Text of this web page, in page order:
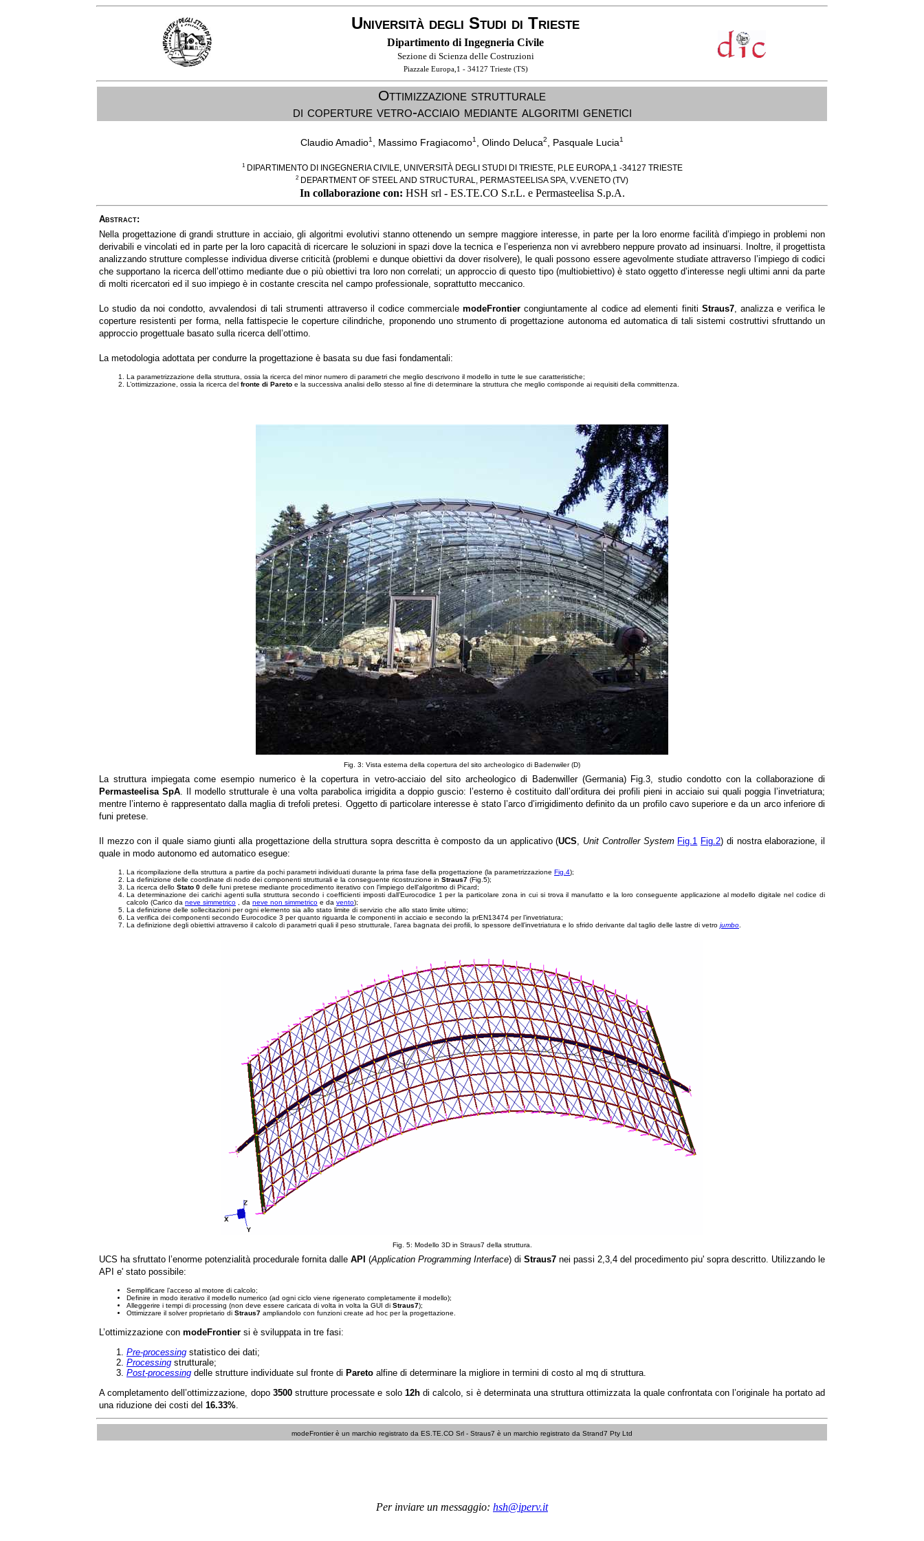
Università degli Studi di Trieste
Dipartimento di Ingegneria Civile
Sezione di Scienza delle Costruzioni
Piazzale Europa,1 - 34127 Trieste (TS)
Ottimizzazione strutturale
di coperture vetro-acciaio mediante algoritmi genetici
Claudio Amadio1 , Massimo Fragiacomo1 , Olindo Deluca2 , Pasquale Lucia1
1DIPARTIMENTO DI INGEGNERIA CIVILE, UNIVERSITÀ DEGLI STUDI DI TRIESTE, P.LE EUROPA,1 -34127 TRIESTE
2 DEPARTMENT OF STEEL AND STRUCTURAL, PERMASTEELISA SPA, V.VENETO (TV)
In collaborazione con: HSH srl - ES.TE.CO S.r.L. e Permasteelisa S.p.A.
Abstract:
Nella progettazione di grandi strutture in acciaio, gli algoritmi evolutivi stanno ottenendo un sempre maggiore interesse, in parte per la loro enorme facilità d’impiego in problemi non
derivabili e vincolati ed in parte per la loro capacità di ricercare le soluzioni in spazi dove la tecnica e l’esperienza non vi avrebbero neppure provato ad insinuarsi. Inoltre, il progettista
analizzando strutture complesse individua diverse criticità (problemi e dunque obiettivi da dover risolvere), le quali possono essere agevolmente studiate attraverso l’impiego di codici
che supportano la ricerca dell’ottimo mediante due o più obiettivi tra loro non correlati; un approccio di questo tipo (multiobiettivo) è stato oggetto d’interesse negli ultimi anni da parte
di molti ricercatori ed il suo impiego è in costante crescita nel campo professionale, soprattutto meccanico.
Lo studio da noi condotto, avvalendosi di tali strumenti attraverso il codice commerciale modeFrontiercongiuntamente al codice ad elementi finiti Straus7, analizza e verifica le
coperture resistenti per forma, nella fattispecie le coperture cilindriche, proponendo uno strumento di progettazione autonoma ed automatica di tali sistemi costruttivi sfruttando un
approccio progettuale basato sulla ricerca dell’ottimo.
La metodologia adottata per condurre la progettazione è basata su due fasi fondamentali:
La parametrizzazione della struttura, ossia la ricerca del minor numero di parametri che meglio descrivono il modello in tutte le sue caratteristiche;
L’ottimizzazione, ossia la ricerca del fronte di Pareto e la successiva analisi dello stesso al fine di determinare la struttura che meglio corrisponde ai requisiti della committenza.
Fig. 3: Vista esterna della copertura del sito archeologico di Badenwiler (D)
La struttura impiegata come esempio numerico è la copertura in vetro-acciaio del sito archeologico di Badenwiller (Germania) Fig.3, studio condotto con la collaborazione di
Permasteelisa SpA. Il modello strutturale è una volta parabolica irrigidita a doppio guscio: l’esterno è costituito dall’orditura dei profili pieni in acciaio sui quali poggia l’invetriatura;
mentre l’interno è rappresentato dalla maglia di trefoli pretesi. Oggetto di particolare interesse è stato l’arco d’irrigidimento definito da un profilo cavo superiore e da un arco inferiore di
funi pretese.
Il mezzo con il quale siamo giunti alla progettazione della struttura sopra descritta è composto da un applicativo (UCS, Unit Controller System Fig.1 Fig.2) di nostra elaborazione, il
quale in modo autonomo ed automatico esegue:
La ricompilazione della struttura a partire da pochi parametri individuati durante la prima fase della progettazione (la parametrizzazione Fig.4);
La definizione delle coordinate di nodo dei componenti strutturali e la conseguente ricostruzione in Straus7 (Fig.5);
La ricerca dello Stato 0 delle funi pretese mediante procedimento iterativo con l'impiego dell'algoritmo di Picard;
La determinazione dei carichi agenti sulla struttura secondo i coefficienti imposti dall’Eurocodice 1 per la particolare zona in cui si trova il manufatto e la loro conseguente applicazione al modello digitale nel codice di
calcolo (Carico da neve simmetrico , da neve non simmetrico e da vento);
La definizione delle sollecitazioni per ogni elemento sia allo stato limite di servizio che allo stato limite ultimo;
La verifica dei componenti secondo Eurocodice 3 per quanto riguarda le componenti in acciaio e secondo la prEN13474 per l’invetriatura;
La definizione degli obiettivi attraverso il calcolo di parametri quali il peso strutturale, l’area bagnata dei profili, lo spessore dell’invetriatura e lo sfrido derivante dal taglio delle lastre di vetro jumbo
Fig. 5: Modello 3D in Straus7 della struttura.
UCS ha sfruttato l’enorme potenzialità procedurale fornita dalle API (Application Programming Interface) di Straus7 nei passi 2,3,4 del procedimento piu' sopra descritto. Utilizzando le
API e' stato possibile:
Semplificare l’acceso al motore di calcolo;
Definire in modo iterativo il modello numerico (ad ogni ciclo viene rigenerato completamente il modello);
Alleggerire i tempi di processing (non deve essere caricata di volta in volta la GUI di Straus7);
Ottimizzare il solver proprietario di Straus7 ampliandolo con funzioni create ad hoc per la progettazione.
L’ottimizzazione con modeFrontier si è sviluppata in tre fasi:
Pre-processing statistico dei dati;
Processing strutturale;
Post-processing delle strutture individuate sul fronte di Pareto alfine di determinare la migliore in termini di costo al mq di struttura.
A completamento dell’ottimizzazione, dopo 3500strutture processate e solo 12hdi calcolo, si è determinata una struttura ottimizzata la quale confrontata con l’originale ha portato ad
una riduzione dei costi del 16.33%.
modeFrontier è un marchio registrato da ES.TE.CO Srl - Straus7 è un marchio registrato da Strand7 Pty Ltd
Per inviare un messaggio: hsh@iperv.it